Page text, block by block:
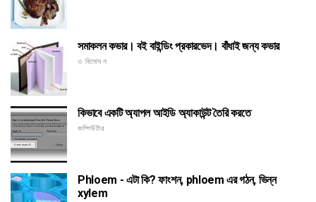
সমাকলন কভার। বই বাইন্ডিং প্রকারভেদ। বাঁধাই জন্য কভার
ও বিনোদন
কিভাবে একটি অ্যাপল আইডি অ্যাকাউন্ট তৈরি করতে
কম্পিউটার
Phloem - এটা কি? ফাংশন, phloem এর গঠন, ভিন্ন
xylem